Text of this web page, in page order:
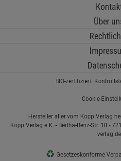
Über
BIO-zertifiziert:
Cookie-
Hersteller aller vom Kopp Verlag
Kopp Verlag e.K. - Bertha-Benz-Str. 10 -
verlag.de
♻ Gesetzeskonforme